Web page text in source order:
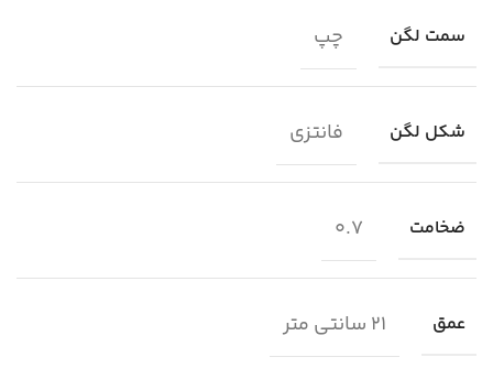
سمت لگن چپ
شکل لگن فانتزی
ضخامت 0.7
عمق 21 سانتی متر